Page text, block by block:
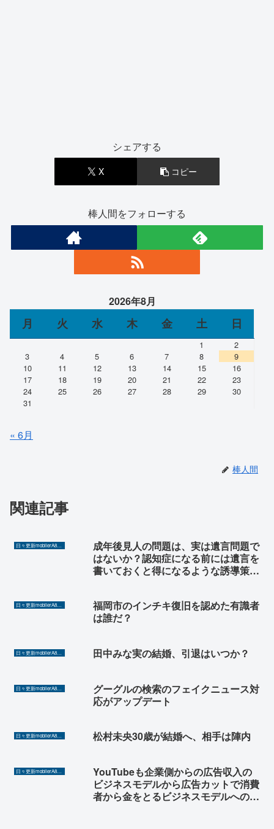
シェアする
X コピー
棒人間をフォローする
2026年8月
月 火 水 木 金 土 日
1
2
3
4 5 6 7 8
9
10
11 12 13 14 15
16
17
18 19 20 21 22
23
24
25 26 27 28 29
30
31
« 6月
棒人間
関連記事
成年後見人の問題は、実は遺言問題で
はないか？認知症になる前には遺言を
書いておくと得になるような誘導策の
日々更新mobilerA8（Yahoo!ニュースを毎日ウォッチ）
福岡市のインチキ復旧を認めた有識者
は誰だ？
田中みな実の結婚、引退はいつか？
グーグルの検索のフェイクニュース対
応がアップデート
日々更新mobilerA8（Yahoo!ニュースを毎日ウォッチ） 松村未央30歳が結婚へ、相手は陣内
YouTubeも企業側からの広告収入の
ビジネスモデルから広告カットで消費
者から金をとるビジネスモデルへの転